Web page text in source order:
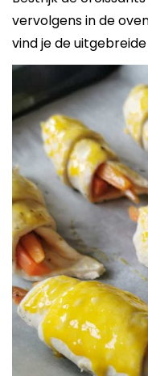
vervolgens in de
vind je de